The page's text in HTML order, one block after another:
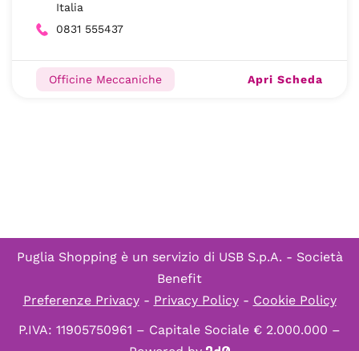
Italia
0831 555437
Officine Meccaniche Apri Scheda
Puglia Shopping è un servizio di USB S.p.A. - Società
Benefit
Preferenze Privacy- Privacy Policy- Cookie Policy
P.IVA: 11905750961 – Capitale Sociale € 2.000.000 –